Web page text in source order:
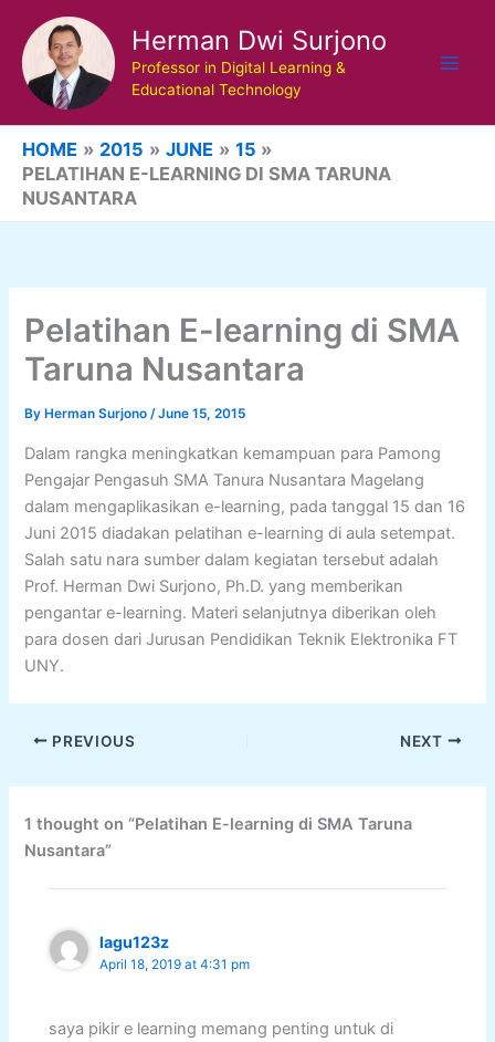
content
Herman Dwi Surjono
Professor in Digital Learning &
Educational Technology
HOME 2015 JUNE
15
PELATIHAN E-LEARNING DI SMA TARUNA
NUSANTARA
Pelatihan E-learning di SMA
Taruna Nusantara
By Herman Surjono/June 15, 2015
Dalam rangka meningkatkan kemampuan para Pamong
Pengajar Pengasuh SMA Tanura Nusantara Magelang
dalam mengaplikasikan e-learning, pada tanggal 15 dan 16
Juni 2015 diadakan pelatihan e-learning di aula setempat.
Salah satu nara sumber dalam kegiatan tersebut adalah
Prof. Herman Dwi Surjono, Ph.D. yang memberikan
pengantar e-learning. Materi selanjutnya diberikan oleh
para dosen dari Jurusan Pendidikan Teknik Elektronika FT
UNY.
PREVIOUS NEXT
1 thought on “Pelatihan E-learning di SMA Taruna
Nusantara”
lagu123z
April 18, 2019 at 4:31 pm
saya pikir e learning memang penting untuk di